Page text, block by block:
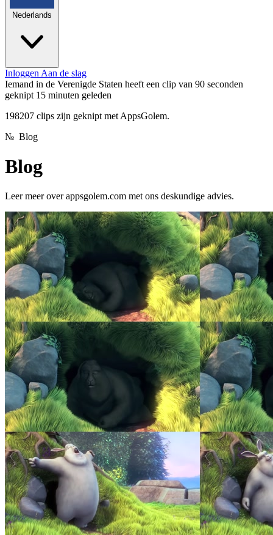
Nederlands
Inloggen Aan de slag
141 clips vandaag geknipt vandaag
Blog